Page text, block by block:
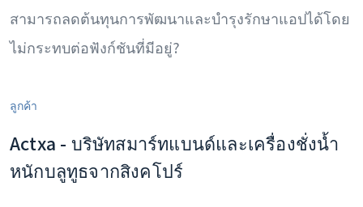
สามารถลดต้นทุนการพัฒนาและบำรุงรักษาแอปได้โดย
ไม่กระทบต่อฟังก์ชันที่มีอยู่?
ลูกค้า
Actxa - บริษัทสมาร์ทแบนด์และเครื่องชั่งน้ำ
หนักบลูทูธจากสิงคโปร์